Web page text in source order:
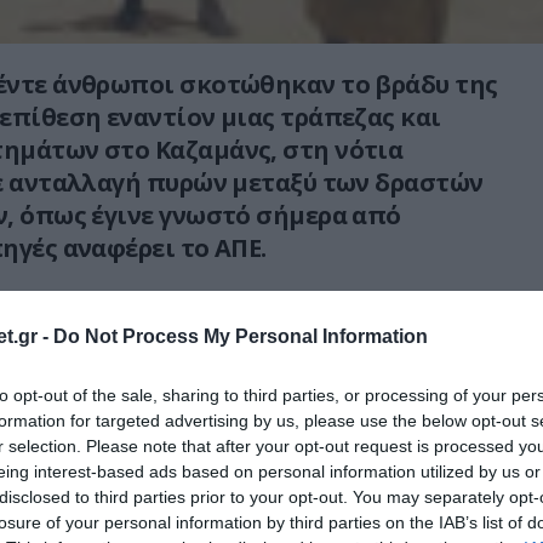
- Do Not Process My Personal Information
opt-out of the sale, sharing to third parties, or processing of your
for targeted advertising by us, please use the below opt-out
selection. Please note that after your opt-out request is processed
interest-based ads based on personal information utilized by us
to third parties prior to your opt-out. You may separately
of your personal information by third parties on the IAB’s list of
άνθρωποι σκοτώθηκαν το βράδυ της
εναντίον μιας τράπεζας και
στο Καζαμάνς, στη νότια
ανταλλαγή πυρών μεταξύ των δραστών
όπως έγινε γνωστό σήμερα από
αναφέρει το ΑΠΕ.
Κινήματος Δημοκρατικών Δυνάμεων του
τράπεζας Credit Mutuel και σε διάφορα
τουλάχιστον τρεις πολίτες. Δύο
θανάσιμα λίγη ώρα αργότερα, σε
με στρατιώτες.